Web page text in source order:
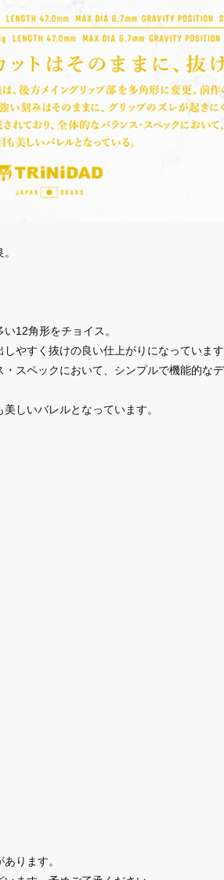
12角形をチョイス。
やすく抜けの良い仕上がりになっています
スペックにおいて、シンプルで機能的なデ
しいバレルとなっています。
ります。